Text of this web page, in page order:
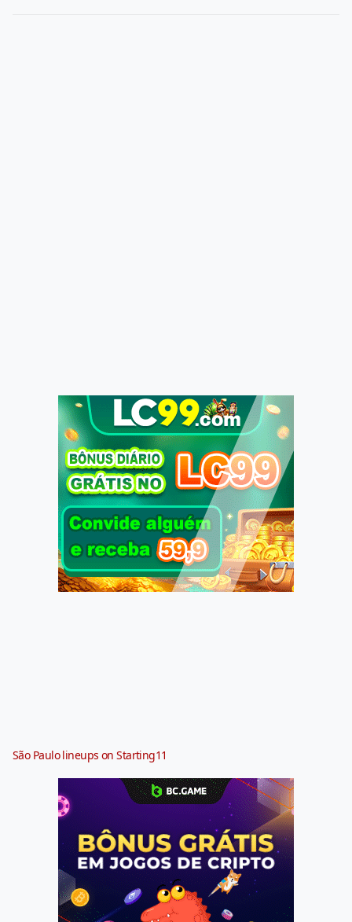
São Paulo lineups on Starting11